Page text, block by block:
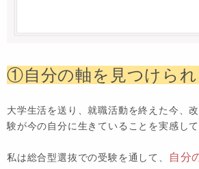
①自分の軸を見つけられ
大学生活を送り、就職活動を終えた今、
験が今の自分に生きていることを実感して
私は総合型選抜での受験を通して、
自分